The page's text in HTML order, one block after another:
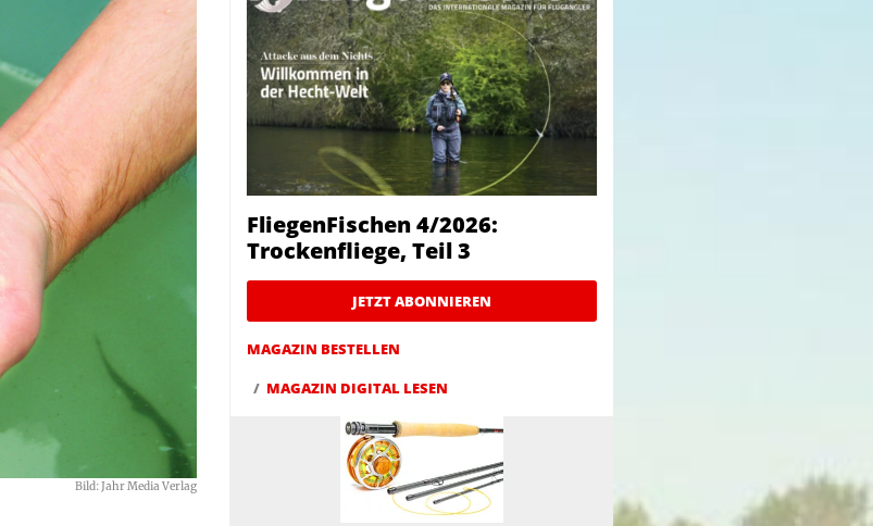
Bild: Jahr Media Verlag
FliegenFischen 4/2026:
Trockenfliege, Teil 3
JETZT ABONNIEREN
MAGAZIN BESTELLEN
MAGAZIN DIGITAL LESEN